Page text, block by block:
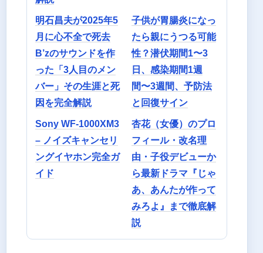
明石昌夫が2025年5
月に心不全で死去
B’zのサウンドを作
った「3人目のメン
バー」その生涯と死
因を完全解説
子供が胃腸炎になっ
たら親にうつる可能
性？潜伏期間1〜3
日、感染期間1週
間〜3週間、予防法
と回復サイン
Sony WF-1000XM3
– ノイズキャンセリ
ングイヤホン完全ガ
イド
杏花（女優）のプロ
フィール・改名理
由・子役デビューか
ら最新ドラマ『じゃ
あ、あんたが作って
みろよ』まで徹底解
説